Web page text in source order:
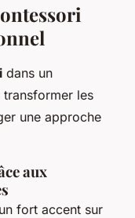
dans un
les
une approche
aux
fort accent sur